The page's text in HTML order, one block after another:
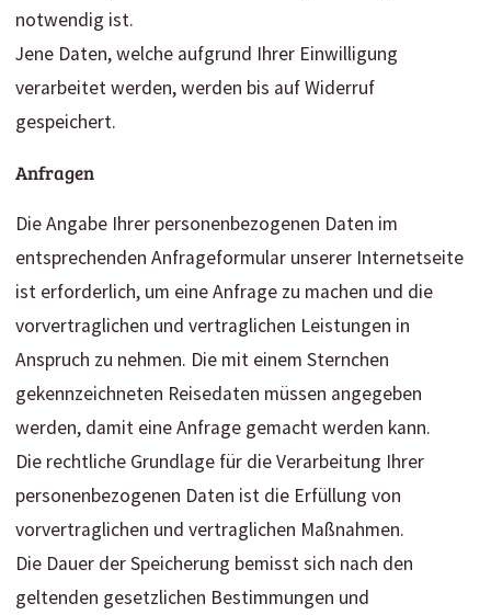
notwendig ist.
Jene Daten, welche aufgrund Ihrer Einwilligung
verarbeitet werden, werden bis auf Widerruf
gespeichert.
Anfragen
Die Angabe Ihrer personenbezogenen Daten im
entsprechenden Anfrageformular unserer Internetseite
ist erforderlich, um eine Anfrage zu machen und die
vorvertraglichen und vertraglichen Leistungen in
Anspruch zu nehmen. Die mit einem Sternchen
gekennzeichneten Reisedaten müssen angegeben
werden, damit eine Anfrage gemacht werden kann.
Die rechtliche Grundlage für die Verarbeitung Ihrer
personenbezogenen Daten ist die Erfüllung von
vorvertraglichen und vertraglichen Maßnahmen.
Die Dauer der Speicherung bemisst sich nach den
geltenden gesetzlichen Bestimmungen und